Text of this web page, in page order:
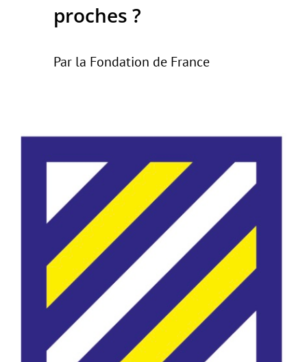
proches ?
Par la Fondation de France